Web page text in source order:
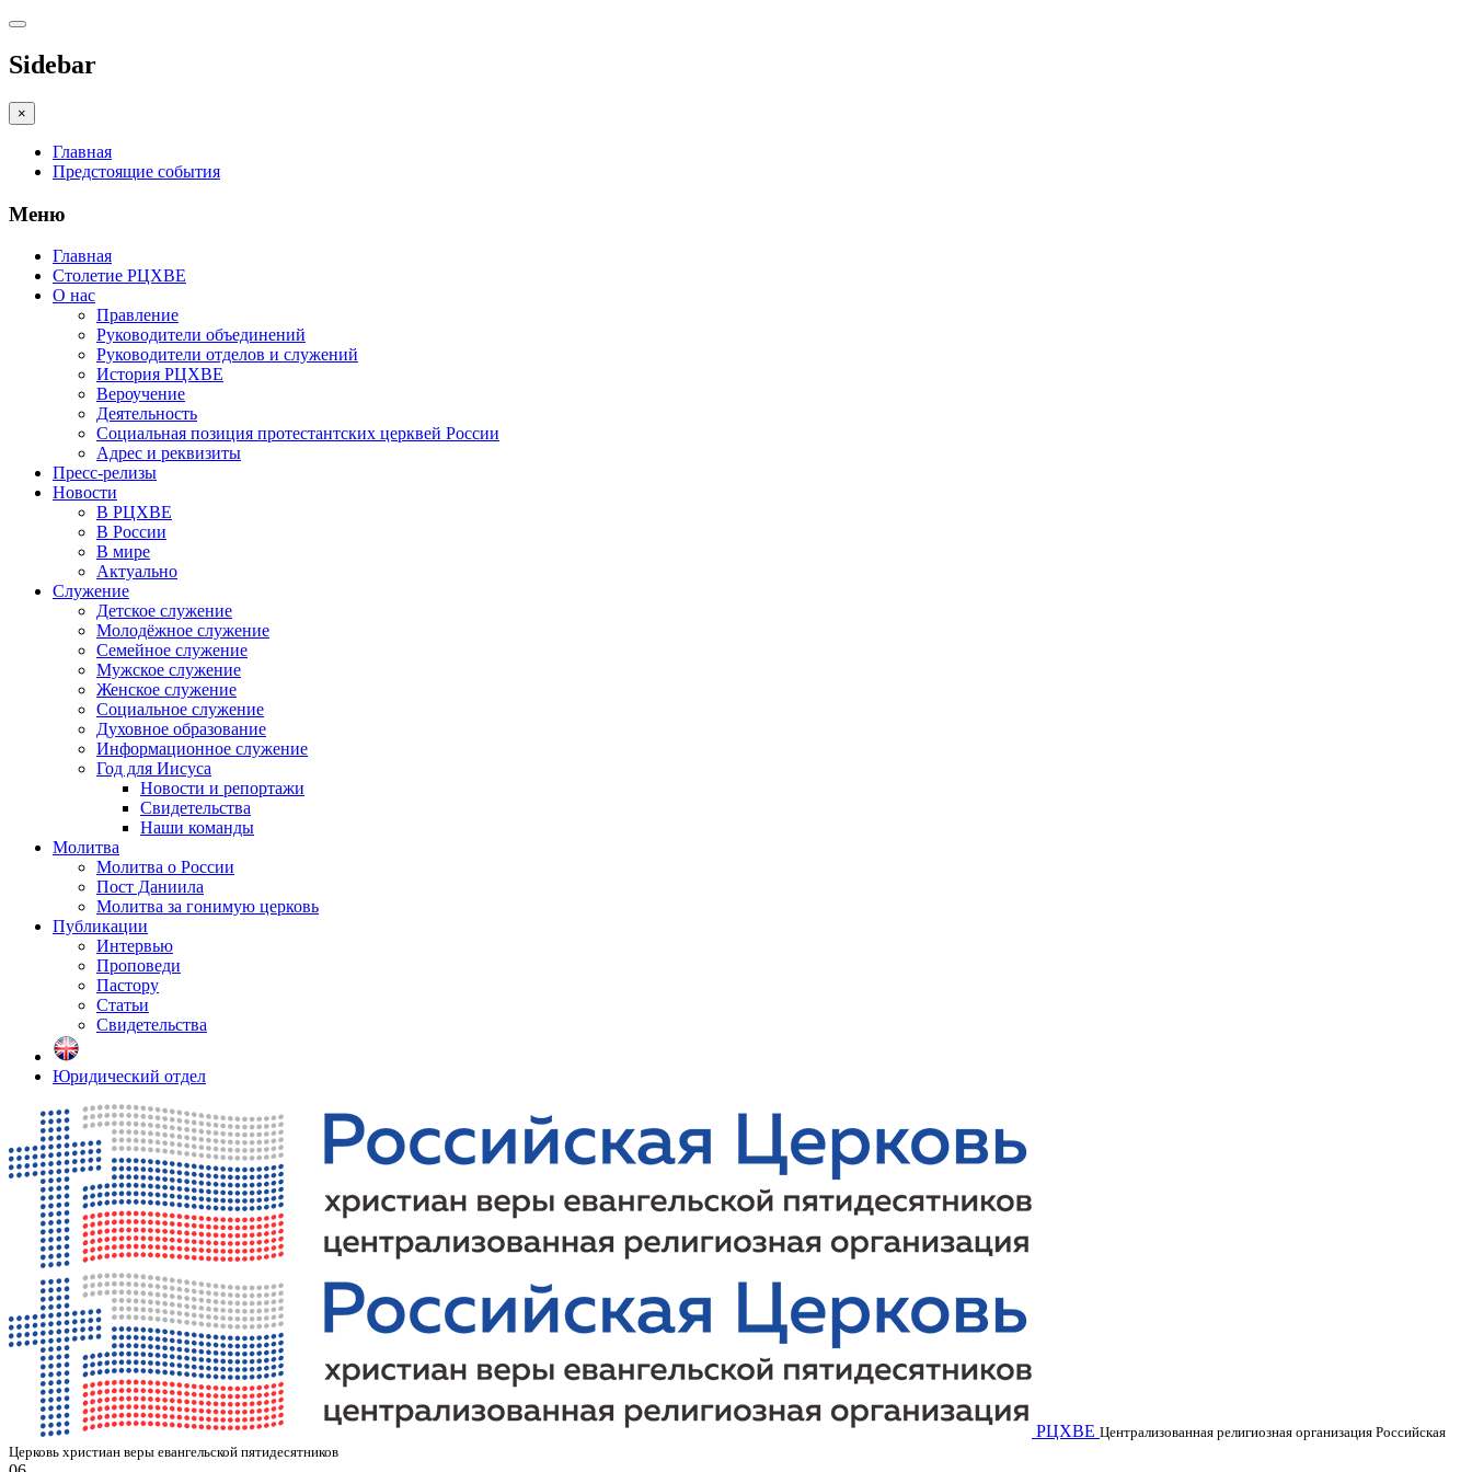
Sidebar
×
Главная
Предстоящие события
Меню
Главная
Столетие РЦХВЕ
О нас
Правление
Руководители объединений
Руководители отделов и служений
История РЦХВЕ
Вероучение
Деятельность
Социальная позиция протестантских церквей России
Адрес и реквизиты
Пресс-релизы
Новости
В РЦХВЕ
В России
В мире
Актуально
Служение
Детское служение
Молодёжное служение
Семейное служение
Мужское служение
Женское служение
Социальное служение
Духовное образование
Информационное служение
Год для Иисуса
Новости и репортажи
Свидетельства
Наши команды
Молитва
Молитва о России
Пост Даниила
Молитва за гонимую церковь
Публикации
Интервью
Проповеди
Пастору
Статьи
Свидетельства
Юридический отдел
РЦХВЕ Централизованная религиозная организация Российская
Церковь христиан веры евангельской пятидесятников